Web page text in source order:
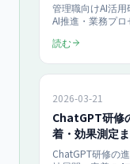
管理職向けAI活
AI推進・業務プ
す。
読む
2026-03-21
ChatGPT研修
着・効果測定
ChatGPT研修の